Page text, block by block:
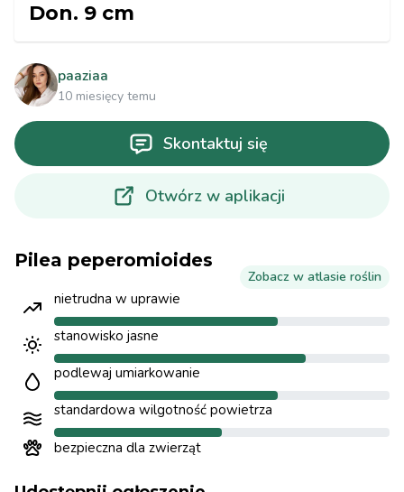
Don. 9 cm
paaziaa
10 miesięcy temu
Skontaktuj się
Otwórz w aplikacji
Pilea peperomioides
Zobacz w atlasie roślin
nietrudna w uprawie
stanowisko jasne
podlewaj umiarkowanie
standardowa wilgotność powietrza
bezpieczna dla zwierząt